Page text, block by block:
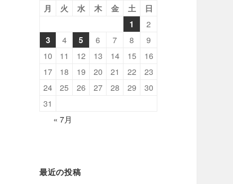
月 火 水 木 金 土
日
1
2
3
4 5 6 7 8
9
10
11 12 13 14 15
16
17
18 19 20 21 22
23
24
25 26 27 28 29
30
31
« 7月
最近の投稿